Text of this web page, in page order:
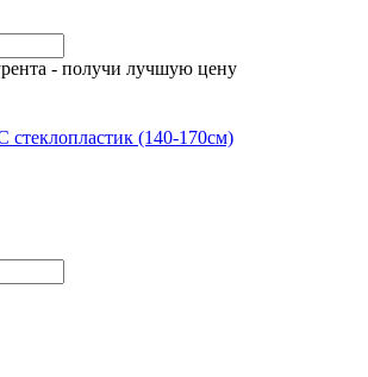
- получи лучшую цену
(140-170см)